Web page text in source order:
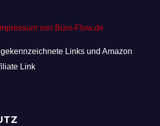
von Büro-Flow.de
Links und Amazon
Link